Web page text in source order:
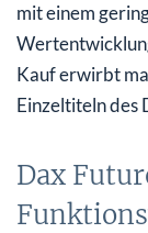
mit einem
Kauf erwirbt
Einzeltiteln des
Dax